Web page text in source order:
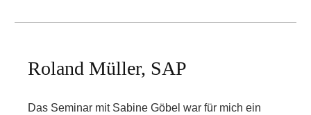
Roland Müller, SAP
Das Seminar mit Sabine Göbel war für mich ein